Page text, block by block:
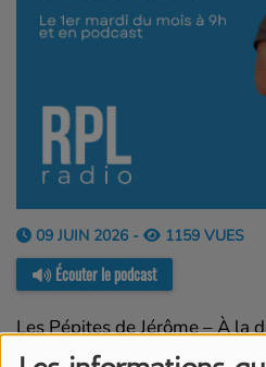
09 JUIN 2026 - 1159 VUES
Écouter le podcast
Les Pépites de Jérôme – À la
faire d’exception